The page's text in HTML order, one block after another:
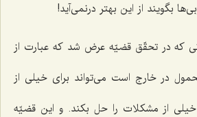
بگویند از این بهتر درنمی‌آید!
که در تحقّق قضیّه عرض شد که عبارت از
در خارج است می‌تواند برای خیلی از
از مشکلات را حل بکند. و این قضیّه